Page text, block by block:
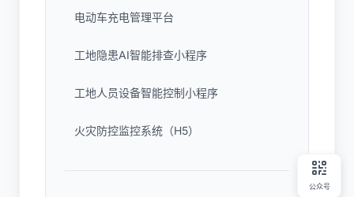
电动车充电管理平台
工地隐患AI智能排查小程序
工地人员设备智能控制小程序
火灾防控监控系统（H5）
公众号